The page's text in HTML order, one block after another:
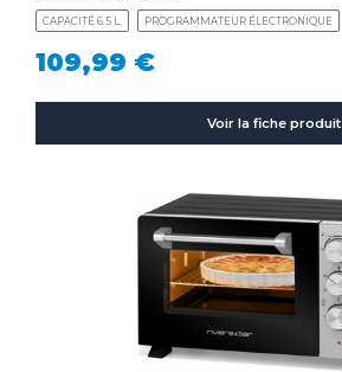
CAPACITÉ 6.5 L. PROGRAMMATEUR ÉLECTRONIQUE
109,99 €
Voir la fiche produit